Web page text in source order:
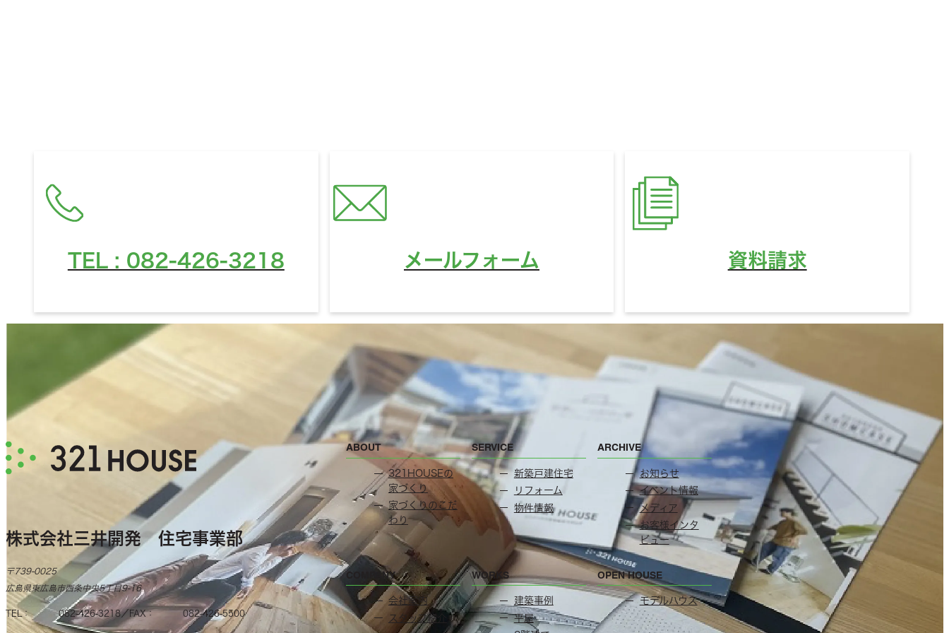
TEL : 082-426-3218 メールフォーム 資料請求
株式会社三井開発 住宅事業部
〒739-0025
広島県東広島市西条中央5丁目9-16
TEL 082-426-3218 FAX 082-426-5500
ABOUT
321HOUSEの
家づくり
家づくりのこだ
わり
SERVICE
新築戸建住宅
リフォーム
物件情報
ARCHIVE
お知らせ
イベント情報
メディア
お客様インタ
ビュー
COMPANY
会社案内
スタッフ紹介
WORKS
建築事例
平屋
OPEN HOUSE
モデルハウス